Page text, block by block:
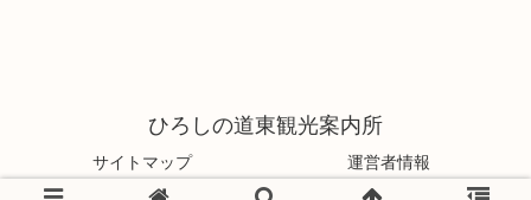
ひろしの道東観光案内所
サイトマップ 運営者情報